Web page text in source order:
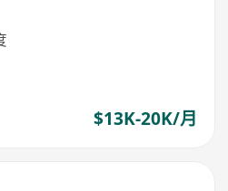
$13K-20K/月